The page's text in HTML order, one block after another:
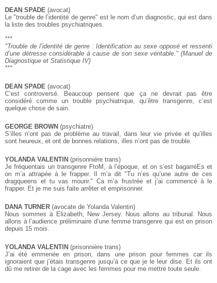
DEAN SPADE (avocat)
Le "trouble de l’identité de genre" est le nom d’un diagnostic, qui est dans
la liste des troubles psychiatriques.
***
"Trouble de l’identité de genre :Identification au sexe opposé et ressenti
d’une détresseconsidérable à cause de son sexe véritable." (Manuel de
Diagnostique et Statistique IV)
***
DEAN SPADE (avocat)
C’est controversé. Beaucoup pensent que ça ne devrait pas être
considéré comme un trouble psychiatrique, qu’être transgenre, c’est
quelque chose de sain.
GEORGE BROWN (psychiatre)
S’illes n’ont pas de problème au travail, dans leur vie privée et qu’illes
sont heureux, et ont de bonnes relations, illes n’ont pas de trouble.
YOLANDA VALENTIN (prisonnière trans)
Je fréquentais un transgenre FtoM, à l’époque, et on s’est bagarréEs et
on m’a attrapée à le frapper. Il m’a dit "Tu n’es qu’une autre de ces
dragqueens et tu vas mourir." Ca m’a frustrée et j’ai commencé à le
frapper. Et je me suis faite arrêter et emprisonner.
DANA TURNER (avocate de Yolanda Valentin)
Nous sommes à Elizabeth, New Jersey. Nous allons au tribunal. Nous
allons à l’audience préliminaire d’une femme transgenre qui est en prison
depuis 15 mois.
YOLANDA VALENTIN (prisonnière trans)
J’ai été emmenée en prison, dans une prison pour femmes car ils
ignoraient que j’étais transgenre jusqu’à ce que je le leur dise. Et ils ont
dû me retirer de la cage avec les femmes pour me mettre toute seule.